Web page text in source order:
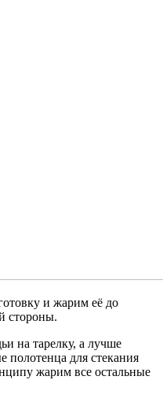
и жарим её до
стороны.
на тарелку, а лучше
полотенца для стекания
жарим все остальные